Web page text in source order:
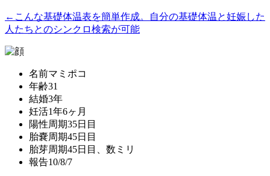
←こんな基礎体温表を簡単作成。自分の基礎体温と妊娠した
人たちとのシンクロ検索が可能
名前マミポコ
年齢31
結婚3年
妊活1年6ヶ月
陽性周期35日目
胎嚢周期45日目
胎芽周期45日目、数ミリ
報告10/8/7